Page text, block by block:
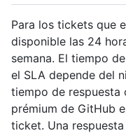
Para los tickets que
disponible las 24
semana. El tiempo
el SLA depende del
tiempo de respuesta
prémium de GitHub
ticket. Una